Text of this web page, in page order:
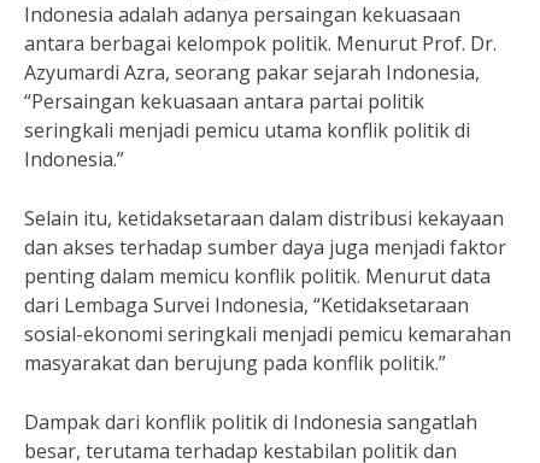
Indonesia adalah adanya persaingan kekuasaan
antara berbagai kelompok politik. Menurut Prof. Dr.
Azyumardi Azra, seorang pakar sejarah Indonesia,
“Persaingan kekuasaan antara partai politik
seringkali menjadi pemicu utama konflik politik di
Indonesia.”
Selain itu, ketidaksetaraan dalam distribusi kekayaan
dan akses terhadap sumber daya juga menjadi faktor
penting dalam memicu konflik politik. Menurut data
dari Lembaga Survei Indonesia, “Ketidaksetaraan
sosial-ekonomi seringkali menjadi pemicu kemarahan
masyarakat dan berujung pada konflik politik.”
Dampak dari konflik politik di Indonesia sangatlah
besar, terutama terhadap kestabilan politik dan